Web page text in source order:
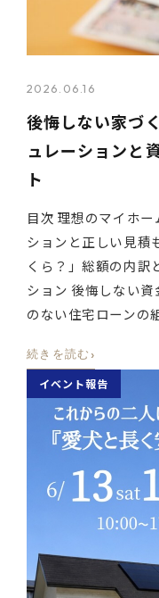
2026.06.16
後悔しない家づ
ュレーションと
ト
目次 理想のマイホ
ションと正しい見積
くら？」総額の内訳
ション 後悔しない
のない住宅ローン
続きを読む ›
イベント報告